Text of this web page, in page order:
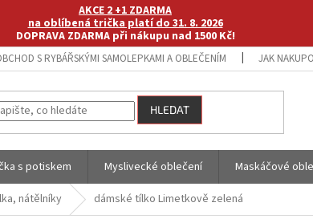
AKCE 2 +1 ZDARMA
na oblíbená trička platí do 31. 8. 2026
DOPRAVA ZDARMA při nákupu nad 1500 Kč!
S RYBÁŘSKÝMI SAMOLEPKAMI A OBLEČENÍM JAK
HLEDAT
s potiskem Myslivecké oblečení Maskáčové
nátělníky dámské tílko Limetkově zelená